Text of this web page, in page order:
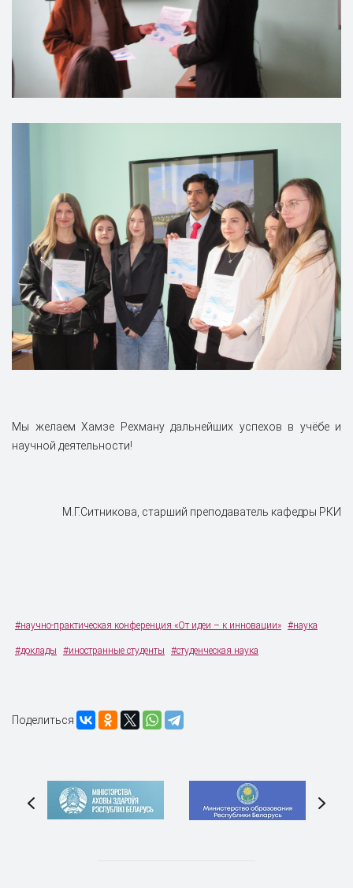
Мы желаем Хамзе Рехману дальнейших успехов в учёбе и
научной деятельности!
М.Г.Ситникова, старший преподаватель кафедры РКИ
#научно-практическая конференция «От идеи – к инновации» #наука
#доклады #иностранные студенты #студенческая наука
Поделиться